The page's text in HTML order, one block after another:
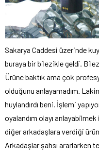
Sakarya Caddesi üzerinde
buraya bir bilezikle geldi.
Ürüne baktık ama çok
olduğunu anlayamadım.
huylandırdı beni. İşlemi
oyalandım olayı
diğer arkadaşlara verdiği
Arkadaşlar şahsı ararlarken